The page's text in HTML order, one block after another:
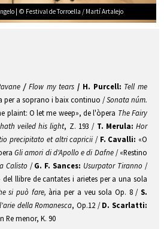
| © Festival de Torroella / Martí Artalejo
/ Flow my tears / H. Purcell: Tell me
per a soprano i baix continuo /Sonata núm.
plaint: O let me weep», de l'òpera The Fairy
veiled his light, Z. 193 / T. Merula: Hor
precipitato et altri capricii / F. Cavalli: «O
Gli amori di d'Apollo e di Dafne/ «Restino
Calisto /G. F. Sances: Usurpator Tiranno /
del llibre de cantates i arietes per a una sola
si può fare, ària per a veu sola Op. 8 /S.
della Romanesca, Op.12 /D. Scarlatti:
Re menor, K. 90